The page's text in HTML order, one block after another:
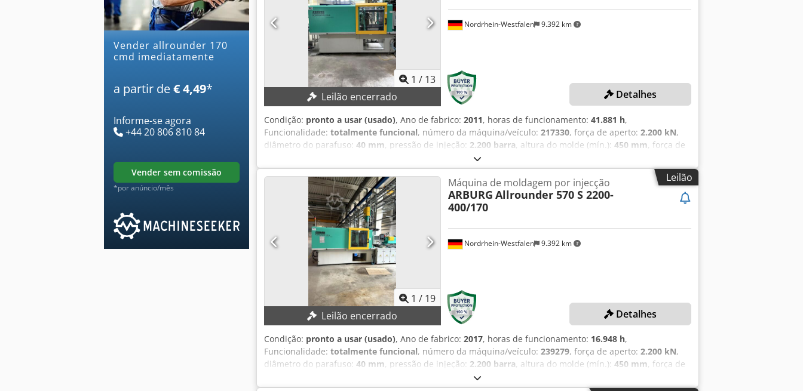
Vender allrounder 170
cmd imediatamente
a partir de€ 4,49*
Informe-se agora
+44 20 806 810 84
vender sem comissão
*por anúncio/mês
técnica. Credpfx Ahozd Ehxjiof
1 / 13
Leilão encerrado
Nordrhein-Westfalen 9.392 km
Detalhes
Condição: pronto a usar (usado), Ano de fabrico: 2011, horas de funcionamento: 41.881 h,
Funcionalidade: totalmente funcional, número da máquina/veículo: 217330, força de aperto: 2.200 kN,
diâmetro do parafuso: 40 mm, pressão de injeção: 2.200 barra, altura do molde (mín.): 450 mm, força de
, DETALHES TÉCNICOS Força de fechamento hidráulica: 2.200 kN Distância máxima entre
placas: 1.100 mm Altura mínima do molde: 450 mm Força do extrator: 70 kN Curso do extrator: 200 mm
Comprimento do extrator: 110 mm Número de extrações hidráulicas de núcleo: 2 Volume de injeção:
201/215 cm³ Pressão específica de injeção: 2.200/1.620 bar Diâmetro do fuso: 40/35 mm Raio do bico: 15
mm DETALHES DA MÁQUINA Potência elétrica do aquecimento: 13,6 kW Potência elétrica do motor: 30 kW
Crjdpfx Aew Suy Iohiof Horas de funcionamento: 41.881 h EQUIPAMENTO: Sistema de manuseio GEKU SR
500 SH, ano de fabricação: 2011 Correia transportadora "16"
Leilão
1 / 19
Leilão encerrado
Nordrhein-Westfalen 9.392 km
Máquina de moldagem por injecção
ARBURG Allrounder 570 S 2200-
400/170
Detalhes
Condição: pronto a usar (usado), Ano de fabrico: 2017, horas de funcionamento: 16.948 h,
Funcionalidade: totalmente funcional, número da máquina/veículo: 239279, força de aperto: 2.200 kN,
diâmetro do parafuso: 40 mm, pressão de injeção: 2.200 barra, altura do molde (mín.): 450 mm, força de
, DETALHES TÉCNICOS Crsdpsw Su A Nofx Ahiof Força de fechamento hidráulica: 2.200 kN
Distância máxima entre placas: 1.100 mm Altura do molde: min. 450 mm Força do extrator: 70 kN Curso